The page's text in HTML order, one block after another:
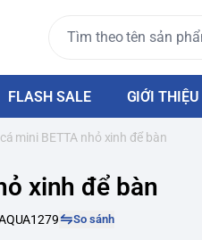
FLASH SALE GIỚI THIỆU
mini BETTA nhỏ xinh để bàn
xinh để bàn
So sánh